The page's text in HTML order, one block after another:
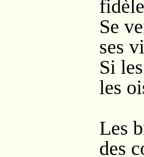
Se
ses
Si
les
Les
des